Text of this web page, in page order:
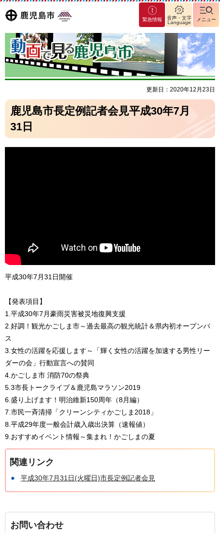
鹿児島
市
マグ
マシ
ティ
鹿児
島市
緊急情報
音声・文字
Language
メニュー
更新日：2020年12月23日
鹿児島市長定例記者会見平成30年7月
31日
平成30年7月31日開催
【発表項目】
1.平成30年7月豪雨災害被災地復興支援
2.好調！観光かごしま市～過去最高の観光統計＆県内初オープンバ
ス
3.女性の活躍を応援します～「輝く女性の活躍を加速する男性リー
ダーの会」行動宣言への賛同
4.かごしま市 消防70の祭典
5.3市長トークライブ＆鹿児島マラソン2019
6.盛り上げます！明治維新150周年（8月編）
7.市民一斉清掃「クリーンシティかごしま2018」
8.平成29年度一般会計歳入歳出決算（速報値）
9.おすすめイベント情報～集まれ！かごしまの夏
関連リンク
平成30年7月31日(火曜日)市長定例記者会見
お問い合わせ